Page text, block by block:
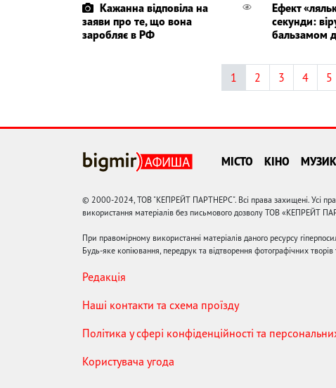
Кажанна відповіла на
заяви про те, що вона
заробляє в РФ
Ефект
секунди:
бальзамом
1 2 3 4 5
МІСТО КІНО
© 2000-2024, ТОВ "КЕПРЕЙТ ПАРТНЕРС". Всі права захищені. Усі
використання матеріалів без письмового дозволу ТОВ «КЕПРЕЙТ
При правомірному використанні матеріалів даного ресурсу
Будь-яке копіювання, передрук та відтворення фотографічних
Редакція
Наші контакти та схема проїзду
Політика у сфері конфіденційності та
Користувача угода